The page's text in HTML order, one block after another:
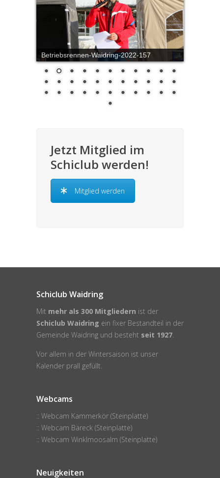
Betriebsrennen-Waidring-2022-157
Jetzt Mitglied im
Schiclub werden!
Mitglied werden
Schiclub Waidring
Mit mehr als 300 Mitgliedern ist der
Schiclub Waidring ein fixer Bestandteil in der
Gemeinde Waidring und besteht seit 1927
Vor allem in der Wintersaison ist unser
Kalender prall gefüllt.
Webcams
:: Webcam Kammerkör (Steinplatte)
:: Webcam Bäreck (Steinplatte)
:: Webcam Winklmoosalm (Steinplatte)
Neuigkeiten